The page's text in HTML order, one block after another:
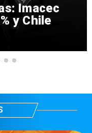
Imacec
y Chile